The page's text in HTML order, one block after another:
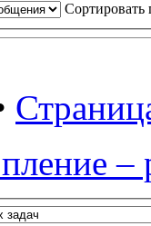
Сортировать